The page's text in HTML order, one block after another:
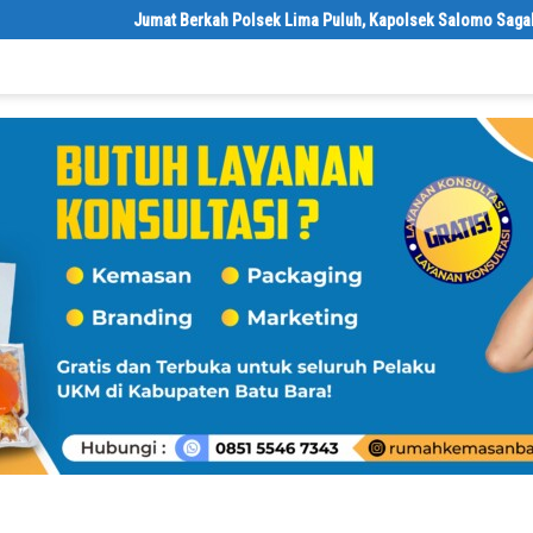
Jumat Berkah Polsek Lima Puluh, Kapolsek Salomo Sagala